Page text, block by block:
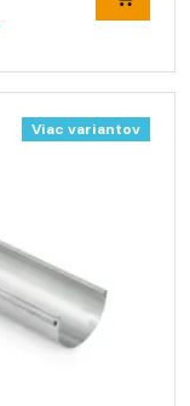
Viac variantov